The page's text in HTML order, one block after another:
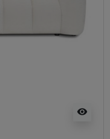
visibility